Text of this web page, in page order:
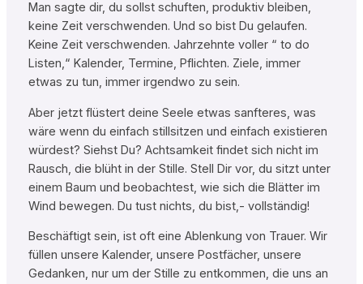
Man sagte dir, du sollst schuften, produktiv bleiben,
keine Zeit verschwenden. Und so bist Du gelaufen.
Keine Zeit verschwenden. Jahrzehnte voller “ to do
Listen,“ Kalender, Termine, Pflichten. Ziele, immer
etwas zu tun, immer irgendwo zu sein.
Aber jetzt flüstert deine Seele etwas sanfteres, was
wäre wenn du einfach stillsitzen und einfach existieren
würdest? Siehst Du? Achtsamkeit findet sich nicht im
Rausch, die blüht in der Stille. Stell Dir vor, du sitzt unter
einem Baum und beobachtest, wie sich die Blätter im
Wind bewegen. Du tust nichts, du bist,- vollständig!
Beschäftigt sein, ist oft eine Ablenkung von Trauer. Wir
füllen unsere Kalender, unsere Postfächer, unsere
Gedanken, nur um der Stille zu entkommen, die uns an